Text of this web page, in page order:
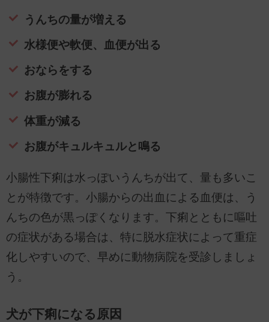
うんちの量が増える
水様便や軟便、血便が出る
おならをする
お腹が膨れる
体重が減る
お腹がキュルキュルと鳴る
小腸性下痢は水っぽいうんちが出て、量も多いこ
とが特徴です。小腸からの出血による血便は、う
んちの色が黒っぽくなります。下痢とともに嘔吐
の症状がある場合は、特に脱水症状によって重症
化しやすいので、早めに動物病院を受診しましょ
う。
犬が下痢になる原因